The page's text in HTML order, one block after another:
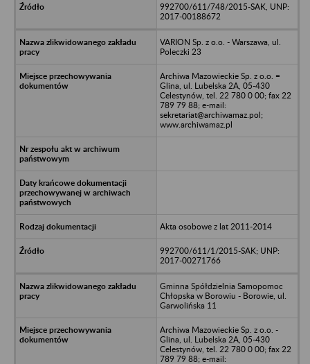
992700/611/748/2015-SAK, UNP:
2017-00188672
VARION Sp. z o.o. - Warszawa, ul.
Poleczki 23
Archiwa Mazowieckie Sp. z o.o. =
Glina, ul. Lubelska 2A, 05-430
Celestynów, tel. 22 780 0 00; fax 22
789 79 88; e-mail:
sekretariat@archiwamaz.pol;
www.archiwamaz.pl
Akta osobowe z lat 2011-2014
992700/611/1/2015-SAK; UNP:
2017-00271766
Gminna Spółdzielnia Samopomoc
Chłopska w Borowiu - Borowie, ul.
Garwolińska 11
Archiwa Mazowieckie Sp. z o.o. -
Glina, ul. Lubelska 2A, 05-430
Celestynów, tel. 22 780 0 00; fax 22
789 79 88; e-mail: